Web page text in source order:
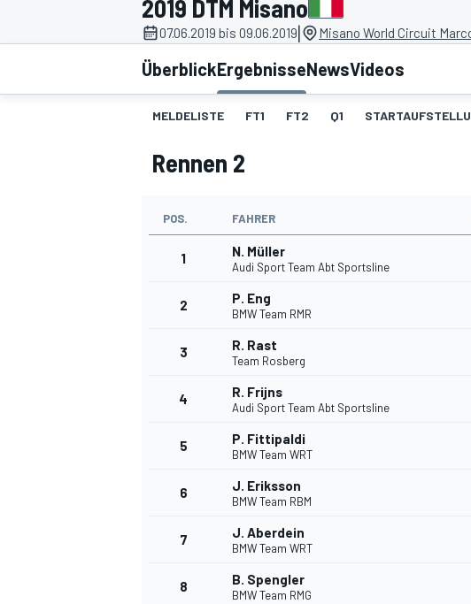
MOTOGP
2019 DTM Misano
07.06.2019 bis 09.06.2019| Misano World Circuit
ÜberblickErgebnisseNewsVideos
MELDELISTE FT1 FT2 Q1
Rennen 2
POS. FAHRER
1 N. Müller
Audi Sport Team Abt Sportsline
2 P. Eng
BMW Team RMR
3 R. Rast
Team Rosberg
4 R. Frijns
Audi Sport Team Abt Sportsline
5 P. Fittipaldi
BMW Team WRT
6 J. Eriksson
BMW Team RBM
7 J. Aberdein
BMW Team WRT
8 B. Spengler
BMW Team RMG